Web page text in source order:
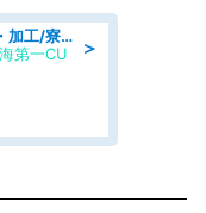
＞
金属製品の機械オペレーション・加工/寮完備/日払い/工場・製造
第一CU